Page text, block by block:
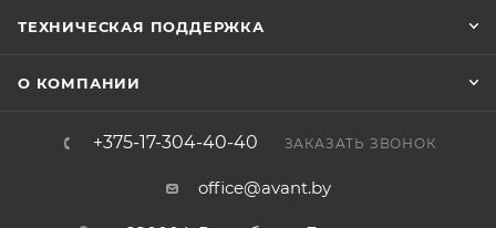
ТЕХНИЧЕСКАЯ ПОДДЕРЖКА
О КОМПАНИИ
+375-17-304-40-40 ЗАКАЗАТЬ ЗВОНОК
office@avant.by